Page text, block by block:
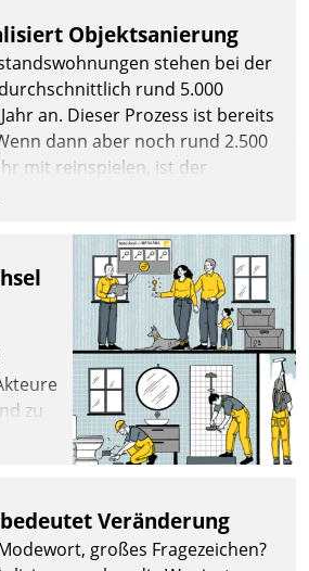
Objektsanierung
stehen bei der
rund 5.000
an. Dieser Prozess ist bereits
dann aber noch rund 2.500
mit reinspielen, ist der
immens. Im
daher
Berliner Datatrain GmbH den
digitalisiert.
zu
Veränderung
großes Fragezeichen?